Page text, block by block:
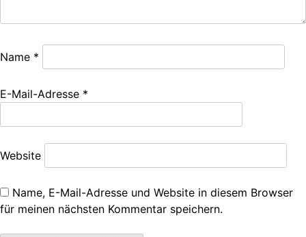
Name *
E-Mail-Adresse *
Website
Name, E-Mail-Adresse und Website in diesem Browser
für meinen nächsten Kommentar speichern.